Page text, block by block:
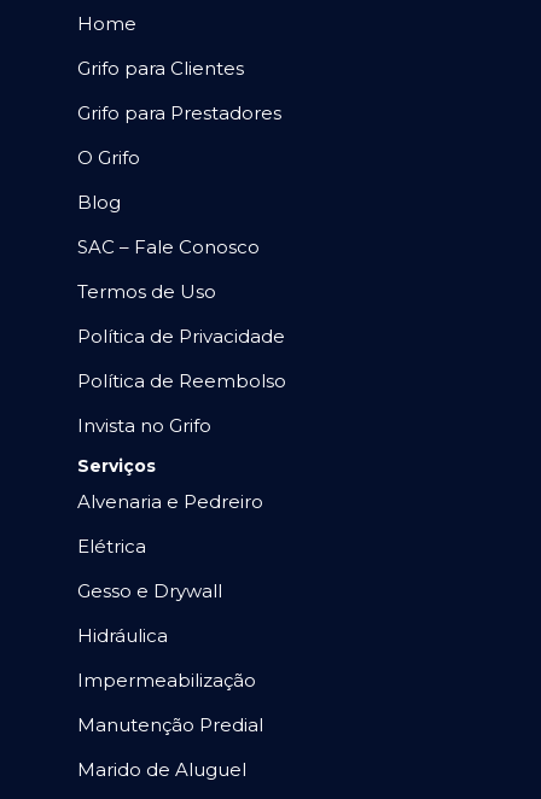
Home
Grifo para Clientes
Grifo para Prestadores
O Grifo
Blog
SAC – Fale Conosco
Termos de Uso
Política de Privacidade
Política de Reembolso
Invista no Grifo
Serviços
Alvenaria e Pedreiro
Elétrica
Gesso e Drywall
Hidráulica
Impermeabilização
Manutenção Predial
Marido de Aluguel